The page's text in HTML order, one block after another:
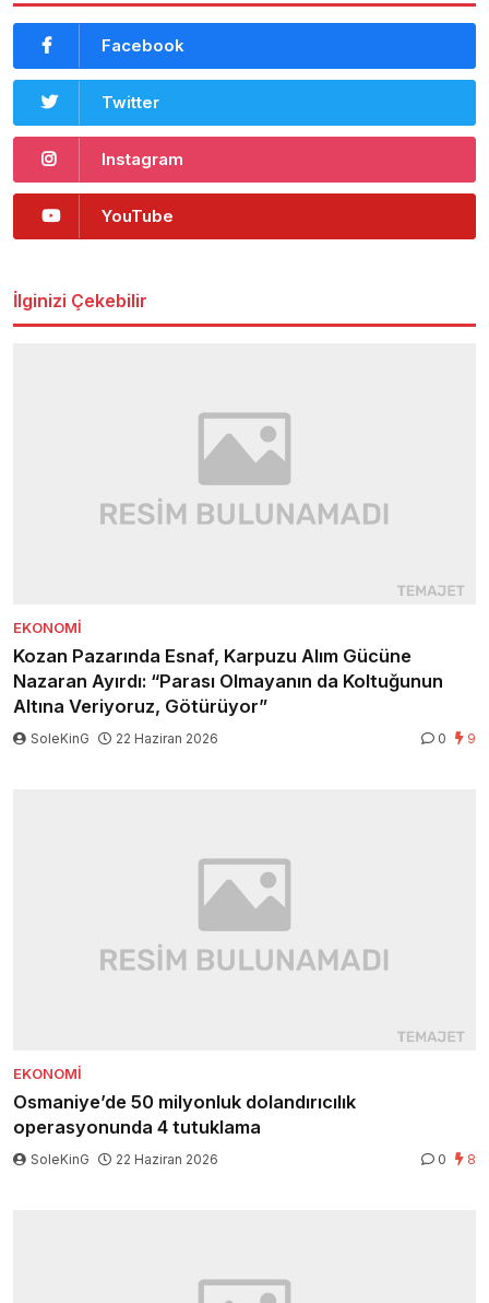
Facebook
Twitter
Instagram
YouTube
İlginizi Çekebilir
EKONOMI
Kozan Pazarında Esnaf, Karpuzu Alım Gücüne
Nazaran Ayırdı: “Parası Olmayanın da Koltuğunun
Altına Veriyoruz, Götürüyor”
SoleKinG 22 Haziran 2026 0 9
EKONOMI
Osmaniye’de 50 milyonluk dolandırıcılık
operasyonunda 4 tutuklama
SoleKinG 22 Haziran 2026 0 8